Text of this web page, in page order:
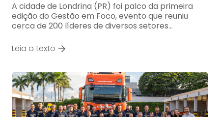
A cidade de Londrina (PR) foi palco da primeira
edição do Gestão em Foco, evento que reuniu
cerca de 200 líderes de diversos setores…
Leia o texto